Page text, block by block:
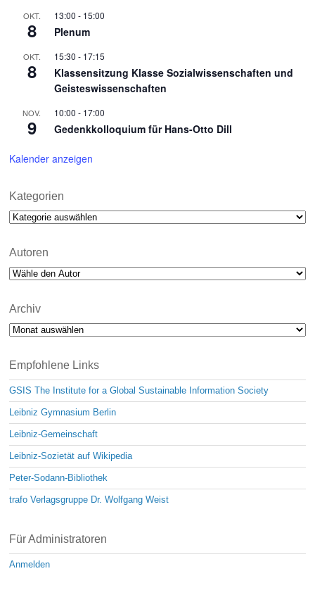
OKT.
8
13:00 - 15:00
Plenum
OKT.
8
15:30 - 17:15
Klassensitzung Klasse Sozialwissenschaften und
Geisteswissenschaften
NOV.
9
10:00 - 17:00
Gedenkkolloquium für Hans-Otto Dill
Kalender anzeigen
Kategorien
Kategorien
Autoren
Archiv
Archiv
Empfohlene Links
GSIS The Institute for a Global Sustainable Information Society
Leibniz Gymnasium Berlin
Leibniz-Gemeinschaft
Leibniz-Sozietät auf Wikipedia
Peter-Sodann-Bibliothek
trafo Verlagsgruppe Dr. Wolfgang Weist
Für Administratoren
Anmelden